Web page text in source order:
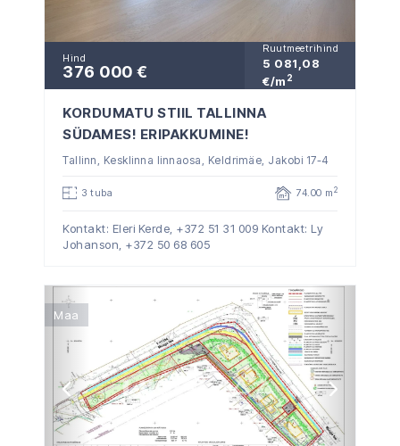
Hind
376 000 €
Ruutmeetrihind
5 081,08
€/m 2
KORDUMATU STIIL TALLINNA
SÜDAMES! ERIPAKKUMINE!
Tallinn, Kesklinna linnaosa, Keldrimäe, Jakobi 17-4
3 tuba 74.00 m 2
Kontakt: Eleri Kerde, +372 51 31 009 Kontakt: Ly
Johanson, +372 50 68 605
Maa